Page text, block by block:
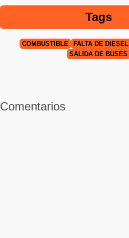
Tags
COMBUSTIBLE FALTA DE DIÉSEL
SALIDA DE BUSES
Comentarios